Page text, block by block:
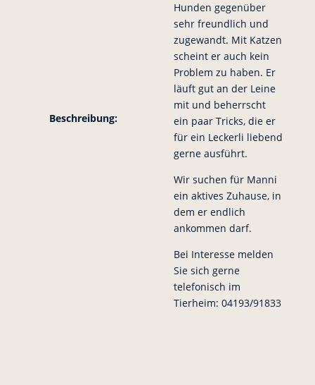
Beschreibung:
Hunden gegenüber
sehr freundlich und
zugewandt. Mit Katzen
scheint er auch kein
Problem zu haben. Er
läuft gut an der Leine
mit und beherrscht
ein paar Tricks, die er
für ein Leckerli liebend
gerne ausführt.
Wir suchen für Manni
ein aktives Zuhause, in
dem er endlich
ankommen darf.
Bei Interesse melden
Sie sich gerne
telefonisch im
Tierheim: 04193/91833